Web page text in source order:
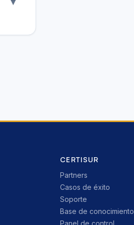
CERTISUR
Partners
Casos de éxito
Soporte
Base de conocimiento
Panel de control